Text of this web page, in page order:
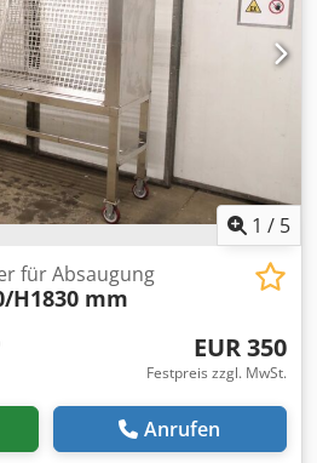
1 Stück vorhanden -Preis: pro
4000/1480/H1650 mm -
R S E Hsk Dja
1 / 5
für Absaugung
H1830 mm
EUR 350
Festpreis zzgl. MwSt.
Anrufen